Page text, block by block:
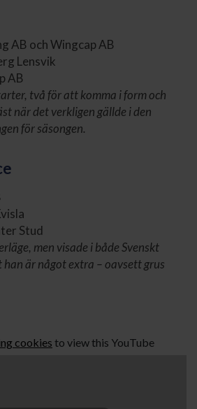
AB och Wingcap AB
Lensvik
AB
två för att komma i form och
när det verkligen gällde i den
för säsongen.
Stud
men visade i både Svenskt
han är något extra – oavsett grus
cookies to view this YouTube